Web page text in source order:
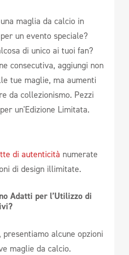
maglia da calcio in
per un evento speciale?
di unico ai tuoi fan?
consecutiva, aggiungi non
tue maglie, ma aumenti
da collezionismo. Pezzi
un'Edizione Limitata.
di autenticità numerate
di design illimitate.
Adatti per l’Utilizzo di
presentiamo alcune opzioni
maglie da calcio.